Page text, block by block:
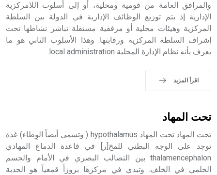
الملوك الذين حكموا مدينة إديسا (الرها) من أبجر الأول وحتى
التاسع، وهم ينتسبون إلى أسرة أوسروين
sign تكتب منفصلة غير متصلة، وتعتمد المبدأ الأكوروفوني،
والمرافق العامة من قومية ومحلية، أو إلى أسلوب اللامركزية
الإدارية إذ يتم توزيع الوظائف الإدارية في الدولة بين السلطة
المركزية وهيئات محلية أو مرفقية مستقلة تباشر نشاطها تحت
إشراف السلطة المركزية ورقابتها. وهذا الأسلوب الثاني هو ما
يعرف بأنه نظام الإدارة المحلية local administration.
اقرأ المزيد
تحت المهاد
تحت المهاد تحت المهاد hypothalamus ( وتسمى أيضاً الوِطاء) غدة
توجد على الوجه البطني للمخ[ر] في قاعدة الدماغ المهادي
thalamencephalon بين التصالب البصري في الأمام والجسم
الحلمي في الخلف. وتبدي في مركزها بروزاً قمعياً هو الحدبة